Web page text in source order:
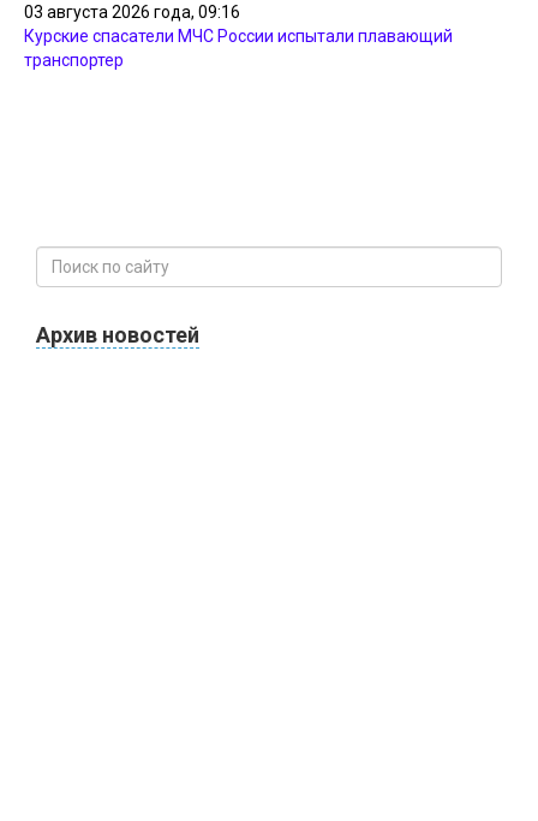
03 августа 2026 года, 09:16
Курские спасатели МЧС России испытали плавающий
транспортер
Архив новостей